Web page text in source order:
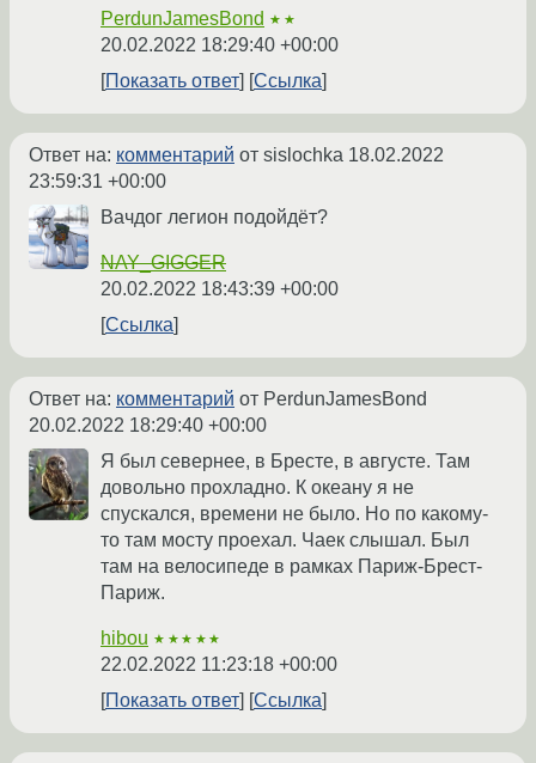
PerdunJamesBond ★★
20.02.2022 18:29:40 +00:00
Показать ответ
Ссылка
Ответ на: комментарий от sislochka 18.02.2022
23:59:31 +00:00
Вачдог легион подойдёт?
NAY_GIGGER
20.02.2022 18:43:39 +00:00
Ссылка
Ответ на: комментарий от PerdunJamesBond
20.02.2022 18:29:40 +00:00
Я был севернее, в Бресте, в августе. Там
довольно прохладно. К океану я не
спускался, времени не было. Но по какому-
то там мосту проехал. Чаек слышал. Был
там на велосипеде в рамках Париж-Брест-
Париж.
hibou ★★★★★
22.02.2022 11:23:18 +00:00
Показать ответ
Ссылка